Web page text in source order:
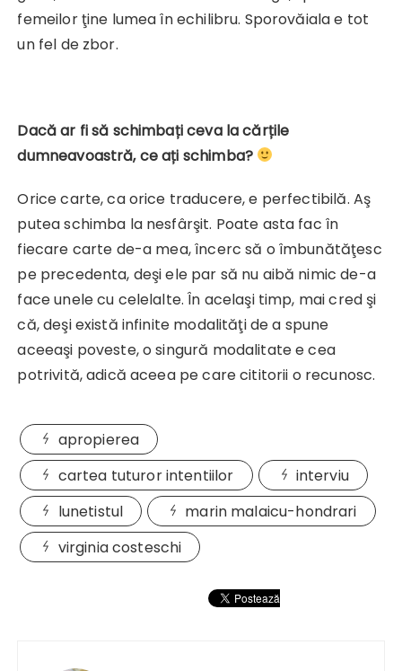
femeilor ţine lumea în echilibru. Sporovăiala e tot
un fel de zbor.
Dacă ar fi să schimbați ceva la cărțile
dumneavoastră, ce ați schimba?
Orice carte, ca orice traducere, e perfectibilă. Aş
putea schimba la nesfârşit. Poate asta fac în
fiecare carte de-a mea, încerc să o îmbunătăţesc
pe precedenta, deşi ele par să nu aibă nimic de-a
face unele cu celelalte. În acelaşi timp, mai cred şi
că, deşi există infinite modalităţi de a spune
aceeaşi poveste, o singură modalitate e cea
potrivită, adică aceea pe care cititorii o recunosc.
apropierea
cartea tuturor intentiilor
interviu
lunetistul
marin malaicu-hondrari
virginia costeschi